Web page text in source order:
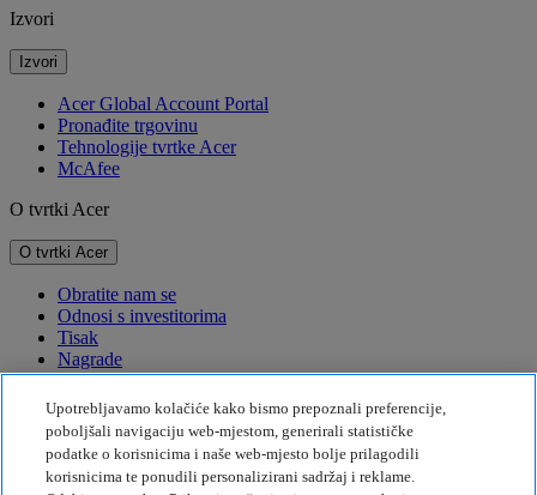
Izvori
Izvori
Acer Global Account Portal
Pronađite trgovinu
Tehnologije tvrtke Acer
McAfee
O tvrtki Acer
O tvrtki Acer
Obratite nam se
Odnosi s investitorima
Tisak
Nagrade
Događaji
Održivost
Održivost
Upotrebljavamo kolačiće kako bismo prepoznali preferencije,
poboljšali navigaciju web-mjestom, generirali statističke
podatke o korisnicima i naše web-mjesto bolje prilagodili
korisnicima te ponudili personalizirani sadržaj i reklame.